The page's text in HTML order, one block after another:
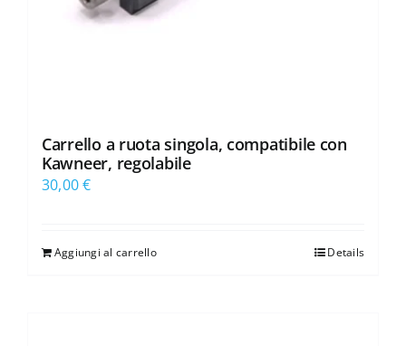
Carrello a ruota singola, compatibile con
Kawneer, regolabile
30,00€
Aggiungi al carrello Details